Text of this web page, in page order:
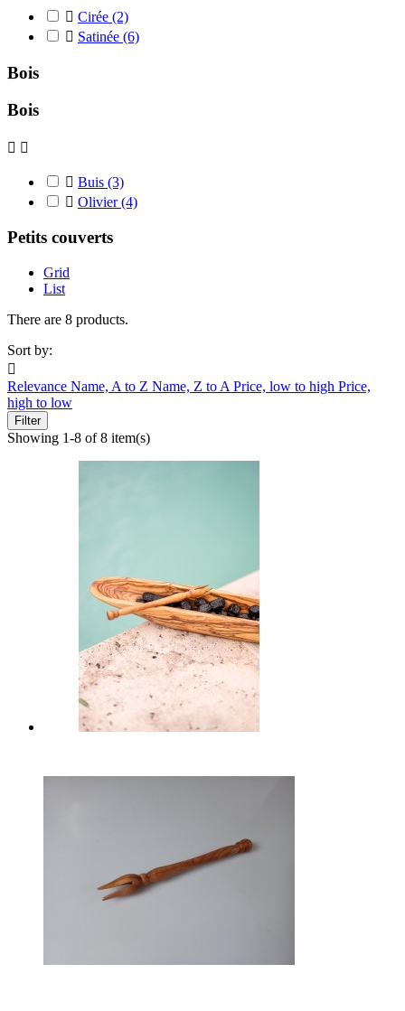
 Cirée (2)
 Satinée (6)
Bois
Bois
 
 Buis (3)
 Olivier(4)
Petits couverts
Grid
List
There are 8 products.
Sort by:

Relevance Name, A to Z Name, Z to A Price, low to high Price,
high to low
Filter
Showing 1-8 of 8 item(s)